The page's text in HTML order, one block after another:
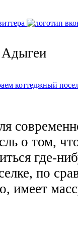
коттеджный
о том,
где-
по
имеет